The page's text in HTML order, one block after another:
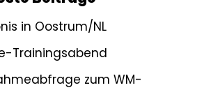
in Oostrum/NL
Trainingsabend
zum WM-